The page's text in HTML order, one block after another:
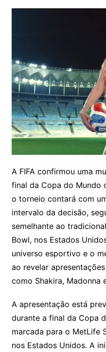
A FIFA confirmou uma
final da Copa do Mundo
o torneio contará com
intervalo da decisão,
semelhante ao
Bowl, nos Estados
universo esportivo e o
ao revelar
como Shakira, Madonna
A apresentação está
durante a final da Copa
marcada para o MetLife
nos Estados Unidos. A